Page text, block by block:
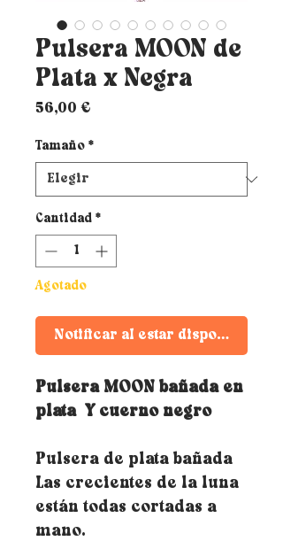
Pulsera MOON de
Plata x Negra
56,00 €
Tamaño *
Cantidad *
Agotado
Notificar al estar disponible
Pulsera MOON bañada en
plata
Y cuerno negro
Pulsera de plata bañada
Las crecientes de la luna
están todas cortadas a
mano.